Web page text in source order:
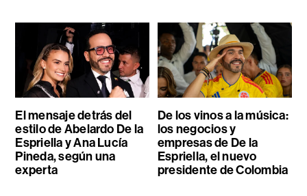
El mensaje detrás del
estilo de Abelardo De la
Espriella y Ana Lucía
Pineda, según una
experta
De los vinos a la música:
los negocios y
empresas de De la
Espriella, el nuevo
presidente de Colombia